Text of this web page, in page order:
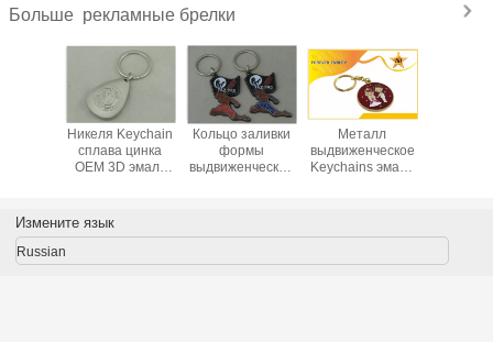
Больше рекламные брелки
Никеля Keychain
сплава цинка
OEM 3D эмаль
Кольцо заливки
формы
выдвиженческое
Металл
выдвиженческое
Keychains эмали
банкета
Измените язык
Russian